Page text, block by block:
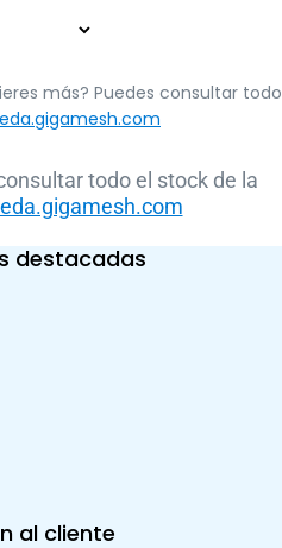
más? Puedes consultar todo
todo el stock de la
destacadas
al cliente